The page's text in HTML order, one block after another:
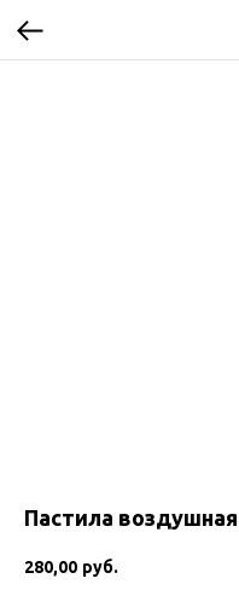
Пастила
280,00 руб.